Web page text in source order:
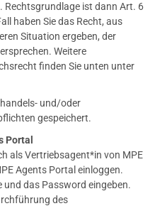
Rechtsgrundlage ist dann Art. 6
haben Sie das Recht, aus
Situation ergeben, der
Weitere
finden Sie unten unter
und/oder
gespeichert.
Portal
als Vertriebsagent*in von MPE
Agents Portal einloggen.
und das Password eingeben.
des